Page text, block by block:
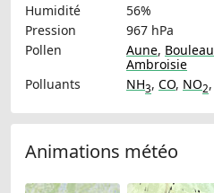
Humidité
56%
Pression
967 hPa
Pollen
Aune, Bouleau
Ambroisie
Polluants
NH3, CO, NO2,
Animations météo